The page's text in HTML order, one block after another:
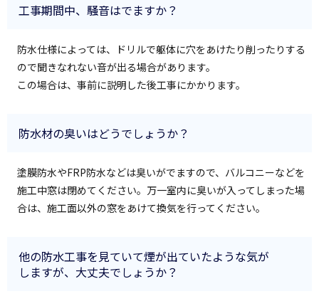
工事期間中、騒音はでますか？
防水仕様によっては、ドリルで躯体に穴をあけたり削ったりする
ので聞きなれない音が出る場合があります。
この場合は、事前に説明した後工事にかかります。
防水材の臭いはどうでしょうか？
塗膜防水やFRP防水などは臭いがでますので、バルコニーなどを
施工中窓は閉めてください。万一室内に臭いが入ってしまった場
合は、施工面以外の窓をあけて換気を行ってください。
他の防水工事を見ていて煙が出ていたような気が
しますが、大丈夫でしょうか？